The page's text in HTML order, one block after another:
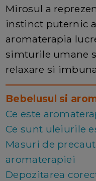
Mirosul a
instinct puternic
aromaterapia
simturile umane
relaxare si
Bebelusul si
Ce este
Ce sunt uleiurile
Masuri de
aromaterapiei
Depozitarea